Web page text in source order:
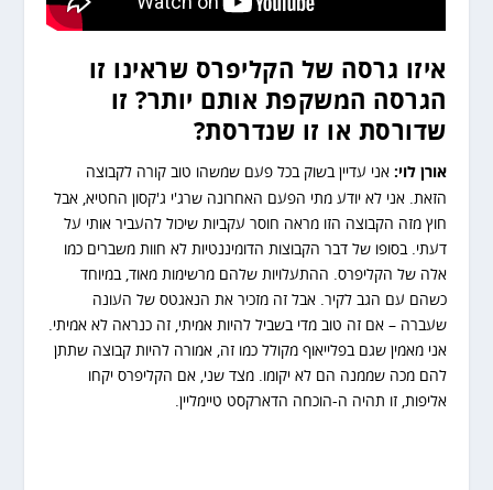
איזו גרסה של הקליפרס שראינו זו
הגרסה המשקפת אותם יותר? זו
שדורסת או זו שנדרסת?
אורן לוי:אני עדיין בשוק בכל פעם שמשהו טוב קורה לקבוצה
הזאת. אני לא יודע מתי הפעם האחרונה שרג'י ג'קסון החטיא, אבל
חוץ מזה הקבוצה הזו מראה חוסר עקביות שיכול להעביר אותי על
דעתי. בסופו של דבר הקבוצות הדומיננטיות לא חוות משברים כמו
אלה של הקליפרס. ההתעלויות שלהם מרשימות מאוד, במיוחד
כשהם עם הגב לקיר. אבל זה מזכיר את הנאגטס של העונה
שעברה – אם זה טוב מדי בשביל להיות אמיתי, זה כנראה לא אמיתי.
אני מאמין שגם בפלייאוף מקולל כמו זה, אמורה להיות קבוצה שתתן
להם מכה שממנה הם לא יקומו. מצד שני, אם הקליפרס יקחו
אליפות, זו תהיה ה-הוכחה הדארקסט טיימליין.